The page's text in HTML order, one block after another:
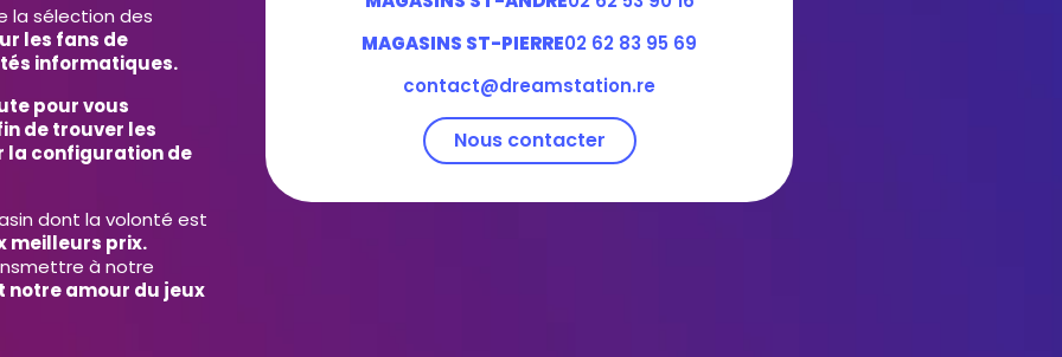
la sélection des
les fans de
informatiques.
pour vous
de trouver les
la configuration de
dont la volonté est
meilleurs prix.
à notre
notre amour du jeux
MAGASINS ST-PIERRE02 62 83 95 69
contact@dreamstation.re
Nous contacter